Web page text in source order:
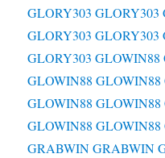
GLORY303 GLORY303
GLORY303 GLORY303
GLORY303 GLOWIN88
GLOWIN88 GLOWIN88
GLOWIN88 GLOWIN88
GLOWIN88 GLOWIN88
GRABWIN GRABWIN